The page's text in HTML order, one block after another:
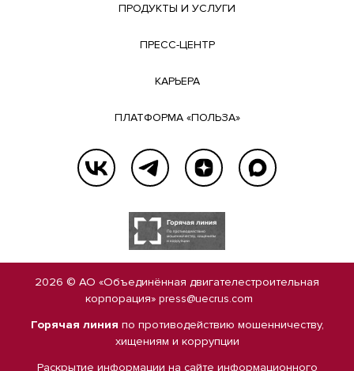
ПРОДУКТЫ И УСЛУГИ
ПРЕСС-ЦЕНТР
КАРЬЕРА
ПЛАТФОРМА «ПОЛЬЗА»
2026 © АО «Объединённая двигателестроительная
корпорация» press@uecrus.com
Горячая линия по противодействию мошенничеству,
хищениям и коррупции
Раскрытие информации на сайте информационного